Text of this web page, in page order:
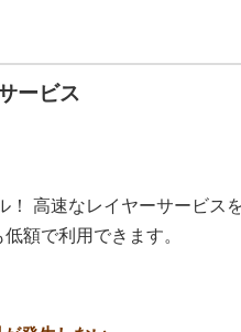
ービス
高速なレイヤーサービス
額で利用できます。